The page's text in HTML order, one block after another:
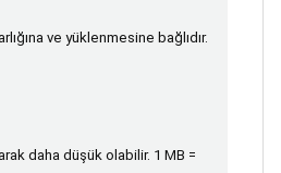
ve yüklenmesine bağlıdır.
daha düşük olabilir. 1 MB =